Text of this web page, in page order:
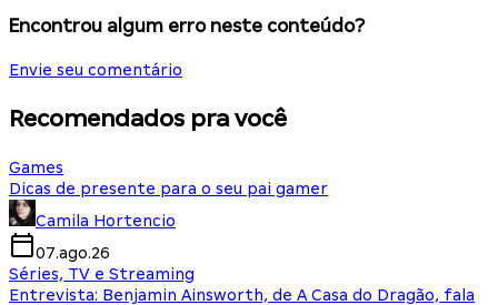
Encontrou algum erro neste conteúdo?
Envie seu comentário
Recomendados pra você
Games
Dicas de presente para o seu pai gamer
Camila Hortencio
07.ago.26
Séries, TV e Streaming
Entrevista: Benjamin Ainsworth, de A Casa do Dragão, fala